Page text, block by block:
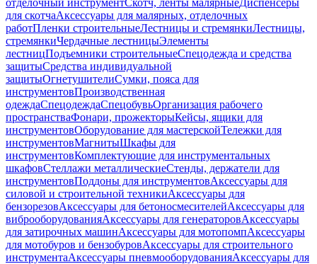
отделочный инструментСкотч, ленты малярныеДиспенсеры
для скотчаАксессуары для малярных, отделочных
работПленки строительныеЛестницы и стремянкиЛестницы,
стремянкиЧердачные лестницыЭлементы
лестницПодъемники строительныеСпецодежда и средства
защитыСредства индивидуальной
защитыОгнетушителиСумки, пояса для
инструментовПроизводственная
одеждаСпецодеждаСпецобувьОрганизация рабочего
пространстваФонари, прожекторыКейсы, ящики для
инструментовОборудование для мастерскойТележки для
инструментовМагнитыШкафы для
инструментовКомплектующие для инструментальных
шкафовСтеллажи металлическиеСтенды, держатели для
инструментовПоддоны для инструментовАксессуары для
силовой и строительной техникиАксессуары для
бензорезовАксессуары для бетоносмесителейАксессуары для
виброоборудованияАксессуары для генераторовАксессуары
для затирочных машинАксессуары для мотопомпАксессуары
для мотобуров и бензобуровАксессуары для строительного
инструментаАксессуары пневмооборудованияАксессуары для